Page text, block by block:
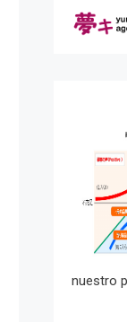
nuestro